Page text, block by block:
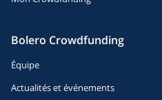
Bolero Crowdfunding
Équipe
Actualités et événements